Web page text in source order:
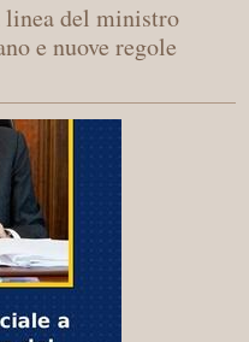
linea del ministro
e nuove regole